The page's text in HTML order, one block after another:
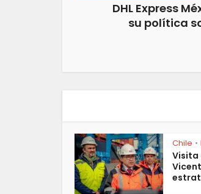
DHL Express
su política
Chile •
Visita